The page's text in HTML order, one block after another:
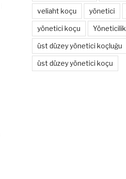
veliaht koçu yönetici
yönetici koçu Yöneticilik
üst düzey yönetici koçluğu
üst düzey yönetici koçu